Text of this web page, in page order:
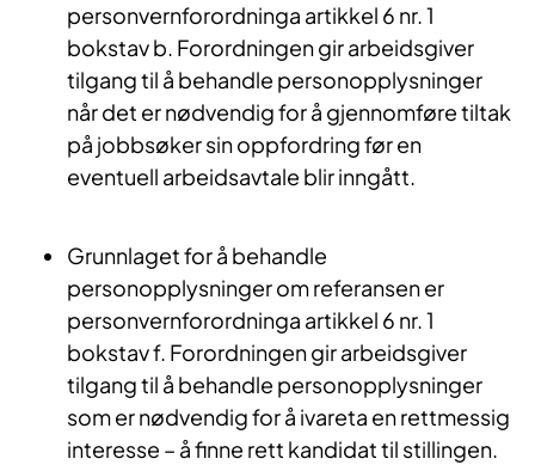
personvernforordninga artikkel 6 nr. 1
bokstav b. Forordningen gir arbeidsgiver
tilgang til å behandle personopplysninger
når det er nødvendig for å gjennomføre tiltak
på jobbsøker sin oppfordring før en
eventuell arbeidsavtale blir inngått.
Grunnlaget for å behandle
personopplysninger om referansen er
personvernforordninga artikkel 6 nr. 1
bokstav f. Forordningen gir arbeidsgiver
tilgang til å behandle personopplysninger
som er nødvendig for å ivareta en rettmessig
interesse – å finne rett kandidat til stillingen.